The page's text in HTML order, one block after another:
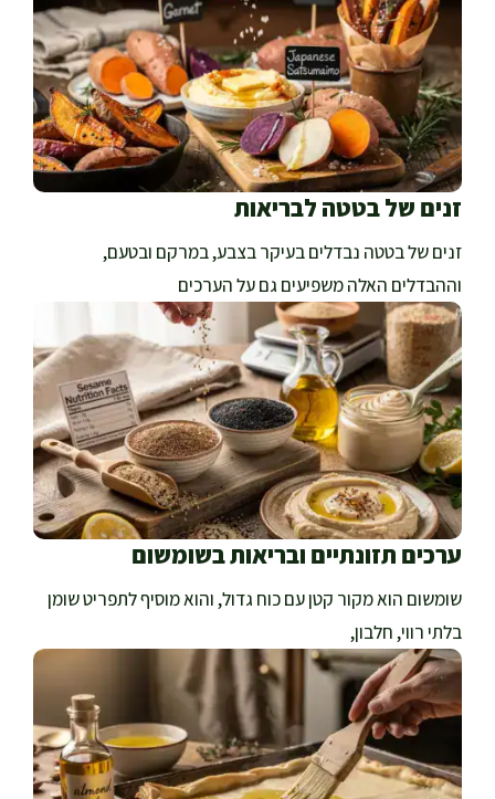
זנים של בטטה לבריאות
זנים של בטטה נבדלים בעיקר בצבע, במרקם ובטעם,
וההבדלים האלה משפיעים גם על הערכים
ערכים תזונתיים ובריאות בשומשום
שומשום הוא מקור קטן עם כוח גדול, והוא מוסיף לתפריט שומן
בלתי רווי, חלבון,